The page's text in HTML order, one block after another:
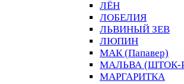
ЛЁН
ЛОБЕЛИЯ
ЛЬВИНЫЙ ЗЕВ
ЛЮПИН
МАК (Папавер)
МАЛЬВА (ШТОК-
МАРГАРИТКА